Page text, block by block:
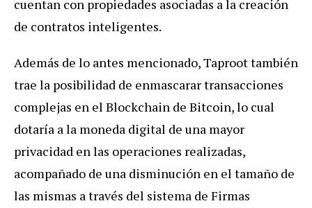
cuentan con propiedades asociadas a la creación
de contratos inteligentes.
Además de lo antes mencionado, Taproot también
trae la posibilidad de enmascarar transacciones
complejas en el Blockchain de Bitcoin, lo cual
dotaría a la moneda digital de una mayor
privacidad en las operaciones realizadas,
acompañado de una disminución en el tamaño de
las mismas a través del sistema de Firmas